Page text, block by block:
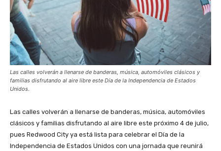
Las calles volverán a llenarse de banderas, música, automóviles clásicos y
familias disfrutando al aire libre este Día de la Independencia de Estados
Unidos.
Las calles volverán a llenarse de banderas, música, automóviles
clásicos y familias disfrutando al aire libre este próximo 4 de julio,
pues Redwood City ya está lista para celebrar el Día de la
Independencia de Estados Unidos con una jornada que reunirá